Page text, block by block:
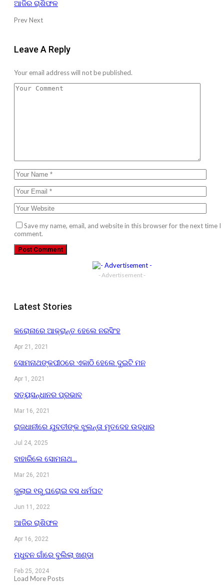
ଆଜିର ରାଶିଫଳ
PrevNext
Leave A Reply
Your email address will not be published.
Save my name, email, and website in this browser for the next time I
comment.
- Advertisement -
Latest Stories
କରୋନାରେ ଆକ୍ରାନ୍ତ ହେଲେ ନରସିଂହ
Apr 21, 2021
ସୋମନାଥଙ୍କପୀଠରେ ଏକାଠି ହେଲେ ଦୁଇଟି ମନ
Apr 1, 2021
ସତ୍ୟସନ୍ଧାନର ପ୍ରଭାବ
Mar 16, 2021
ରାଜଧାନୀରେ ଯୁବତୀଙ୍କ ଝୁଲନ୍ତା ମୃତଦେହ ଉଦ୍ଧାର
Jul 24, 2025
ବାହାରିଲେ ସୋମନାଥ…
Mar 26, 2021
ଜୁଲାଇ ୧ରୁ ଘରୋଇ ବସ ଧର୍ମଘଟ
Jun 11, 2022
ଆଜିର ରାଶିଫଳ
Apr 16, 2022
ମଧୁବନ ଗାଁରେ ବୁଲିଲା ଖଣ୍ଡା
Feb 25, 2024
Load More Posts